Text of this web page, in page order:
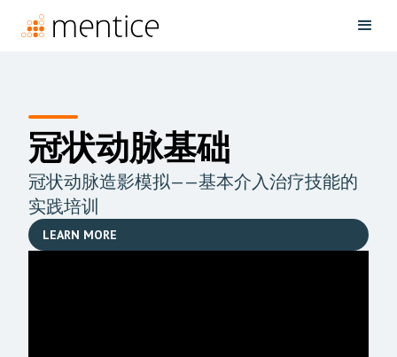
冠状动脉基础
冠状动脉造影模拟——基本介入治疗技能的
实践培训
LEARN MORE